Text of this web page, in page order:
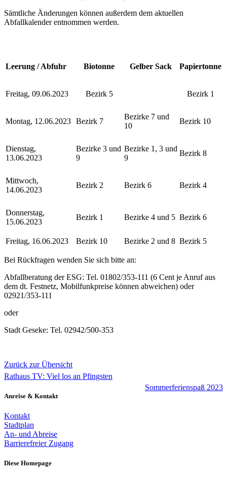
Sämtliche Änderungen können außerdem dem aktuellen
Abfallkalender entnommen werden.
Leerung / Abfuhr Biotonne Gelber Sack Papiertonne
Freitag, 09.06.2023 Bezirk 5 Bezirk 1
Montag, 12.06.2023 Bezirk 7
Bezirke 7 und
10
Bezirk 10
Dienstag,
13.06.2023
Bezirke 3 und
9
Bezirke 1, 3 und
9
Bezirk 8
Mittwoch,
14.06.2023
Bezirk 2 Bezirk 6 Bezirk 4
Donnerstag,
15.06.2023
Bezirk 1 Bezirke 4 und 5 Bezirk 6
Freitag, 16.06.2023 Bezirk 10 Bezirke 2 und 8 Bezirk 5
Bei Rückfragen wenden Sie sich bitte an:
Abfallberatung der ESG: Tel. 01802/353-111 (6 Cent je Anruf aus
dem dt. Festnetz, Mobilfunkpreise können abweichen) oder
02921/353-111
oder
Stadt Geseke: Tel. 02942/500-353
Zurück zur Übersicht
Rathaus TV: Viel los an Pfingsten
Sommerferienspaß 2023
Anreise & Kontakt
Kontakt
Stadtplan
An- und Abreise
Barrierefreier Zugang
Diese Homepage